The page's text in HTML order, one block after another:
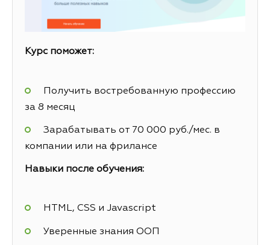
Курс поможет:
Получить востребованную профессию
за 8 месяц
Зарабатывать от 70 000 руб./мес. в
компании или на фрилансе
Навыки после обучения:
HTML, CSS и Javascript
Уверенные знания ООП